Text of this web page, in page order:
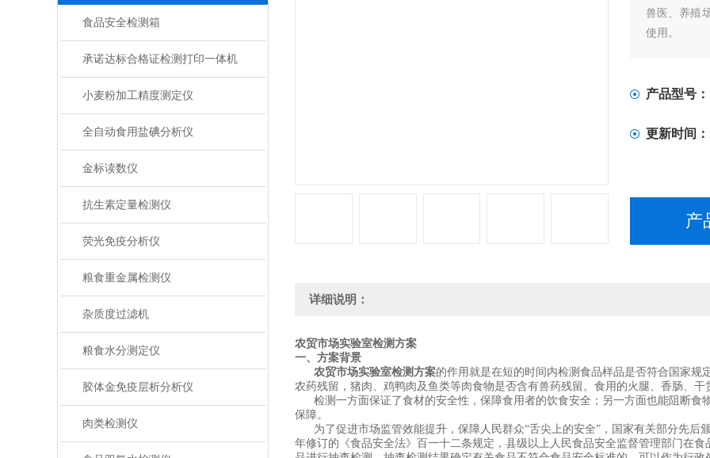
食品安全检测箱
承诺达标合格证检测打印一体机
小麦粉加工精度测定仪
全自动食用盐碘分析仪
金标读数仪
抗生素定量检测仪
荧光免疫分析仪
粮食重金属检测仪
杂质度过滤机
粮食水分测定仪
胶体金免疫层析分析仪
肉类检测仪
兽医、养殖
使用。
产品型号：
更新时间：
产
详细说明：
农贸市场实验室检测方案
一、 方案背景
农贸市场实验室检测方案的作用就是在短的时间内检测食品样品是否符合国家
农药残留，猪肉、鸡鸭肉及鱼类等肉食物是否含有兽药残留。食用的火腿、香肠、
检测一方面保证了食材的安全性，保障食用者的饮食安全；另一方面也能阻断食
保障。
为了促进市场监管效能提升，保障人民群众“舌尖上的安全”，国家有关部分先后
年修订的《食品安全法》百一十二条规定，县级以上人民食品安全监督管理部门在